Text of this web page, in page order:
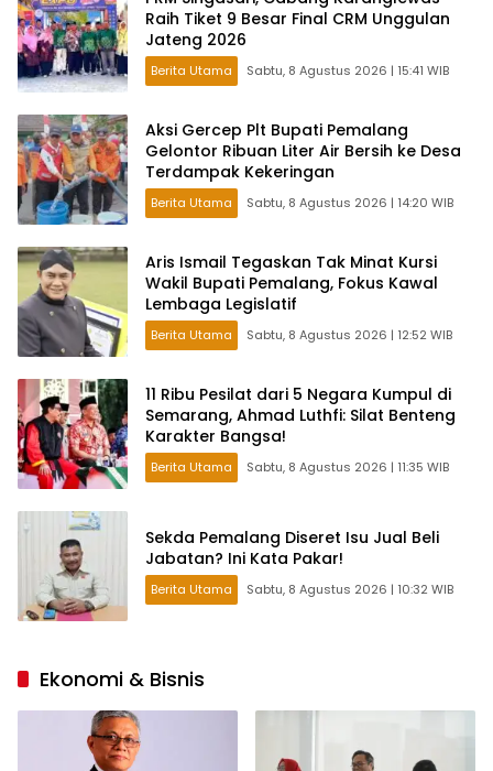
Raih Tiket 9 Besar Final CRM Unggulan
Jateng 2026
Berita Utama Sabtu, 8 Agustus 2026 | 15:41 WIB
Aksi Gercep Plt Bupati Pemalang
Gelontor Ribuan Liter Air Bersih ke Desa
Terdampak Kekeringan
Berita Utama Sabtu, 8 Agustus 2026 | 14:20 WIB
Aris Ismail Tegaskan Tak Minat Kursi
Wakil Bupati Pemalang, Fokus Kawal
Lembaga Legislatif
Berita Utama Sabtu, 8 Agustus 2026 | 12:52 WIB
11 Ribu Pesilat dari 5 Negara Kumpul di
Semarang, Ahmad Luthfi: Silat Benteng
Karakter Bangsa!
Berita Utama Sabtu, 8 Agustus 2026 | 11:35 WIB
Sekda Pemalang Diseret Isu Jual Beli
Jabatan? Ini Kata Pakar!
Berita Utama Sabtu, 8 Agustus 2026 | 10:32 WIB
Ekonomi & Bisnis